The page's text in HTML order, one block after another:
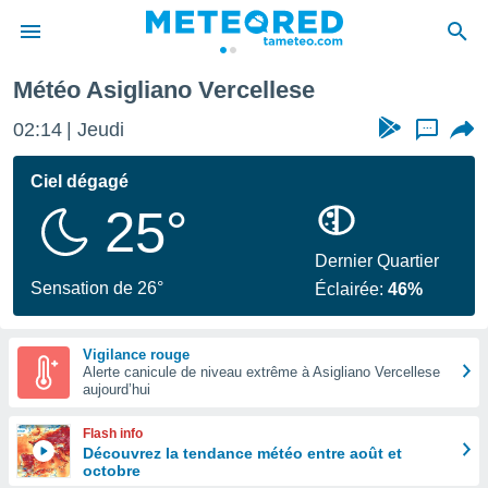
de
Météo Asigliano Vercellese
02:14 Jeudi ...
Ciel dégagé
25°
Sensation de 26°
Dernier Quartier
Éclairée:46%
Vigilance rouge
Alerte canicule de niveau extrême à Asigliano Vercellese
aujourd’hui
Flash info
Découvrez la tendance météo entre août et
octobre